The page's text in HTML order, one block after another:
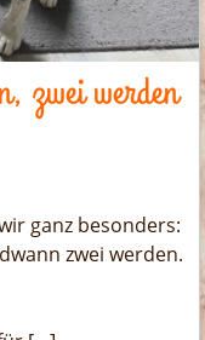
zwei werden
ganz besonders:
zwei werden.